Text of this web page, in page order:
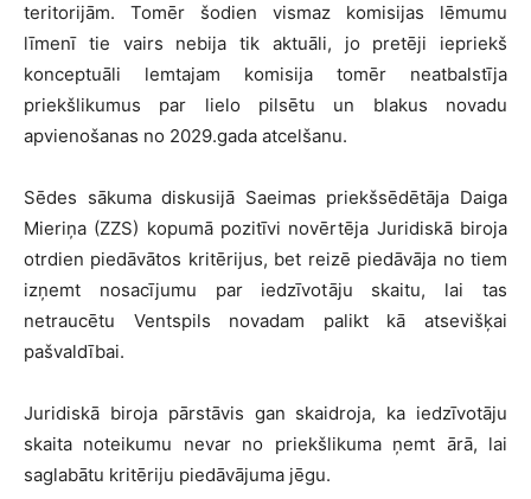
teritorijām. Tomēr šodien vismaz komisijas lēmumu
līmenī tie vairs nebija tik aktuāli, jo pretēji iepriekš
konceptuāli lemtajam komisija tomēr neatbalstīja
priekšlikumus par lielo pilsētu un blakus novadu
apvienošanas no 2029.gada atcelšanu.
Sēdes sākuma diskusijā Saeimas priekšsēdētāja Daiga
Mieriņa (ZZS) kopumā pozitīvi novērtēja Juridiskā biroja
otrdien piedāvātos kritērijus, bet reizē piedāvāja no tiem
izņemt nosacījumu par iedzīvotāju skaitu, lai tas
netraucētu Ventspils novadam palikt kā atsevišķai
pašvaldībai.
Juridiskā biroja pārstāvis gan skaidroja, ka iedzīvotāju
skaita noteikumu nevar no priekšlikuma ņemt ārā, lai
saglabātu kritēriju piedāvājuma jēgu.